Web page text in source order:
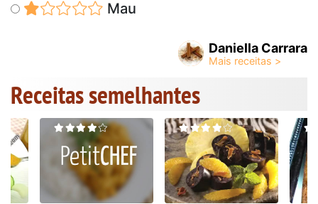
Mau
Daniella Carrara
Receitas semelhantes